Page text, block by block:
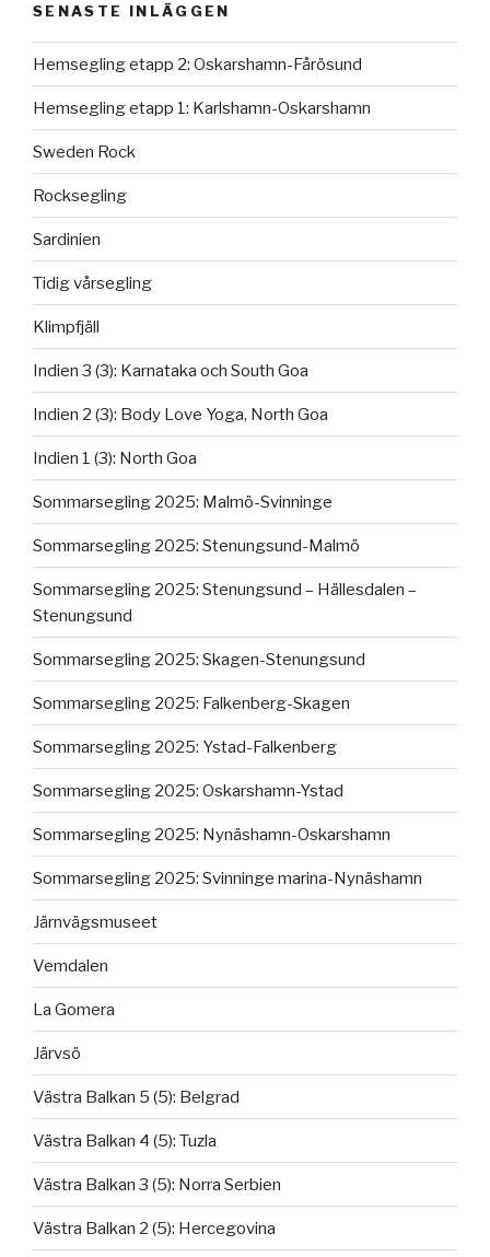
SENASTE INLÄGGEN
Hemsegling etapp 2: Oskarshamn-Fårösund
Hemsegling etapp 1: Karlshamn-Oskarshamn
Sweden Rock
Rocksegling
Sardinien
Tidig vårsegling
Klimpfjäll
Indien 3 (3): Karnataka och South Goa
Indien 2 (3): Body Love Yoga, North Goa
Indien 1 (3): North Goa
Sommarsegling 2025: Malmö-Svinninge
Sommarsegling 2025: Stenungsund-Malmö
Sommarsegling 2025: Stenungsund – Hällesdalen –
Stenungsund
Sommarsegling 2025: Skagen-Stenungsund
Sommarsegling 2025: Falkenberg-Skagen
Sommarsegling 2025: Ystad-Falkenberg
Sommarsegling 2025: Oskarshamn-Ystad
Sommarsegling 2025: Nynäshamn-Oskarshamn
Sommarsegling 2025: Svinninge marina-Nynäshamn
Järnvägsmuseet
Vemdalen
La Gomera
Järvsö
Västra Balkan 5 (5): Belgrad
Västra Balkan 4 (5): Tuzla
Västra Balkan 3 (5): Norra Serbien
Västra Balkan 2 (5): Hercegovina